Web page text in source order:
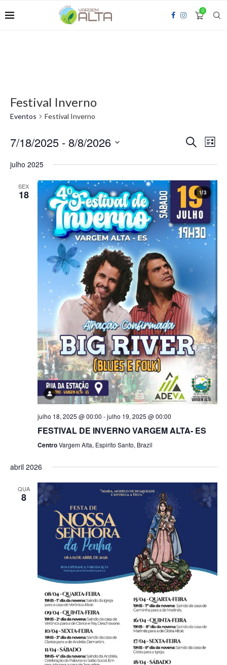
0
Festival Inverno
Eventos Festival Inverno
Pesquisa
visuais
de
Eventos
EVENTOS
do
LISTA
7/18/2025 - 8/8/2026
a
julho 2025
SEX
18
julho 18, 2025 @ 00:00 -julho 19, 2025 @ 00:00
FESTIVAL DE INVERNO VARGEM ALTA- ES
CentroVargem Alta, Espirito Santo, Brazil
abril 2026
QUA
8